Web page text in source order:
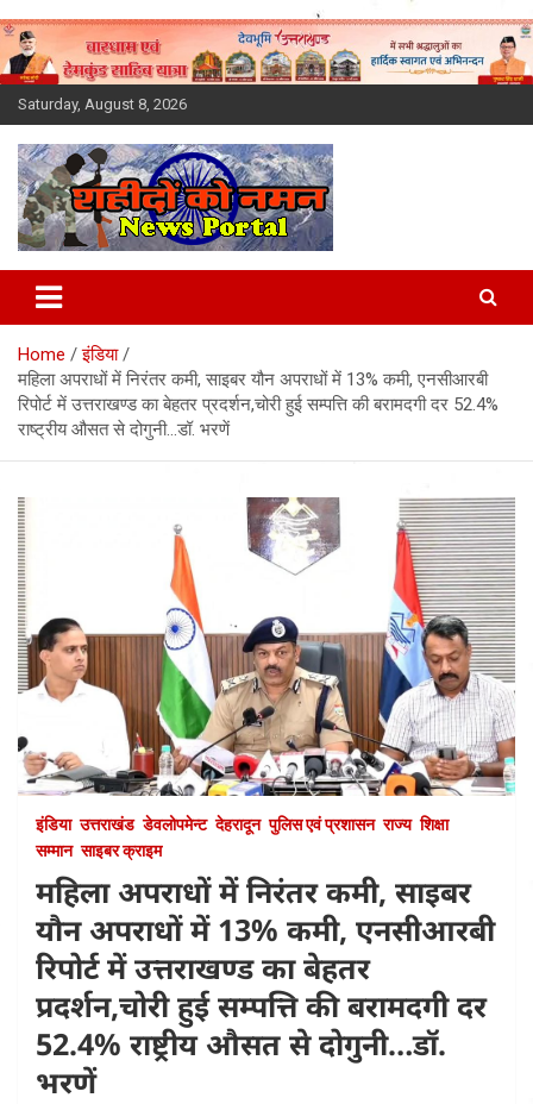
Skip
to
content
Saturday, August 8, 2026
Latest News Today, Breaking
News, Uttarakhand News in
Hindi
Home
इंडिया
महिला अपराधों में निरंतर कमी, साइबर यौन अपराधों में 13% कमी, एनसीआरबी
रिपोर्ट में उत्तराखण्ड का बेहतर प्रदर्शन,चोरी हुई सम्पत्ति की बरामदगी दर 52.4%
राष्ट्रीय औसत से दोगुनी…डॉ. भरणें
इंडिया उत्तराखंड डेवलोपमेन्ट देहरादून पुलिस एवं प्रशासन राज्य शिक्षा
सम्मान साइबर क्राइम
महिला अपराधों में निरंतर कमी, साइबर
यौन अपराधों में 13% कमी, एनसीआरबी
रिपोर्ट में उत्तराखण्ड का बेहतर
प्रदर्शन,चोरी हुई सम्पत्ति की बरामदगी दर
52.4% राष्ट्रीय औसत से दोगुनी…डॉ.
भरणें